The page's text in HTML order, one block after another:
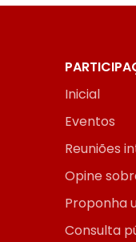
Inicial
Eventos
Reuniões
Opine
Proponha
Consulta